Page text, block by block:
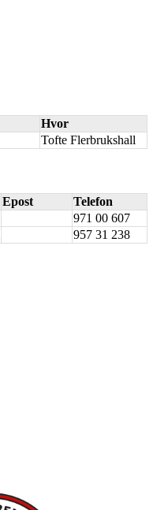
Hvor
Tofte Flerbrukshall
Epost
Telefon
971 00 607
957 31 238